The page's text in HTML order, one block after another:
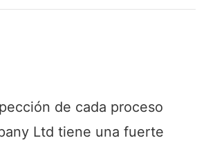
de cada proceso
Ltd tiene una fuerte